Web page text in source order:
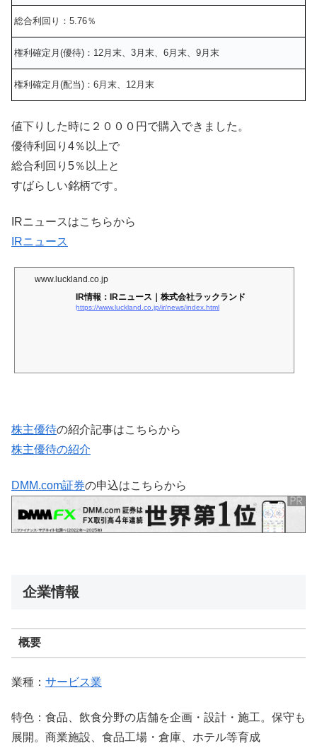
総合利回り：5.76％
権利確定月(優待)：12月末、3月末、6月末、9月末
権利確定月(配当)：6月末、12月末
値下りした時に２０００円で購入できました。
優待利回り4％以上で
総合利回り5％以上と
すばらしい銘柄です。
IRニュースはこちらから
IRニュース
www.luckland.co.jp
IR情報：IRニュース｜株式会社ラックランド
https://www.luckland.co.jp/ir/news/index.html
株主優待の紹介記事はこちらから
株主優待の紹介
DMM.com証券の申込はこちらから
企業情報
概要
業種： サービス業
特色：食品、飲食分野の店舗を企画・設計・施工。保守も
展開。商業施設、食品工場・倉庫、ホテル等育成